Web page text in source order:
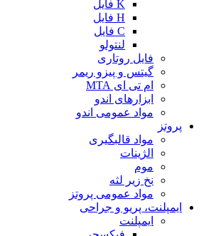
K فایل
H فایل
C فایل
لنتولو
فایل روتاری
گیتس و پیزو ریمر
ام تی ای MTA
ابزارهای اندو
مواد عمومی اندو
پروتز
مواد قالبگیری
الژینات
موم
نخ زیر لثه
مواد عمومی پروتز
ایمپلنت، پریو و جراحی
ایمپلنت